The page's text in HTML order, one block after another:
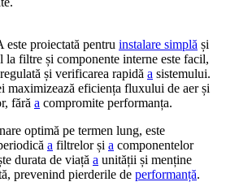
proiectată pentru instalare simplă și
la filtre și componente interne este facil,
și verificarea rapidă a sistemului.
maximizează eficiența fluxului de aer și
fără a compromite performanța.
optimă pe termen lung, este
a filtrelor și a componentelor
durata de viață a unității și menține
prevenind pierderile de performanță.